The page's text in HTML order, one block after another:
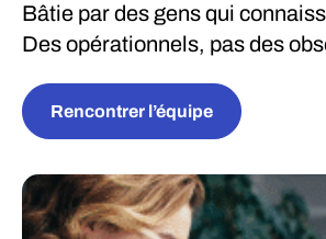
Bâtie par des gens qui
Des opérationnels, pas des
Rencontrer l’équipe